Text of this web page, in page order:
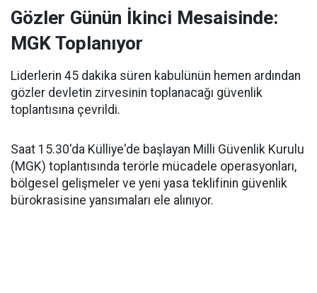
Gözler Günün İkinci Mesaisinde:
MGK Toplanıyor
Liderlerin 45 dakika süren kabulünün hemen ardından
gözler devletin zirvesinin toplanacağı güvenlik
toplantısına çevrildi.
Saat 15.30'da Külliye'de başlayan Milli Güvenlik Kurulu
(MGK) toplantısında terörle mücadele operasyonları,
bölgesel gelişmeler ve yeni yasa teklifinin güvenlik
bürokrasisine yansımaları ele alınıyor.